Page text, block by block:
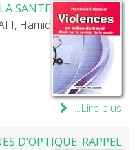
SANTE
Hamid
Lire plus...
D’OPTIQUE: RAPPEL